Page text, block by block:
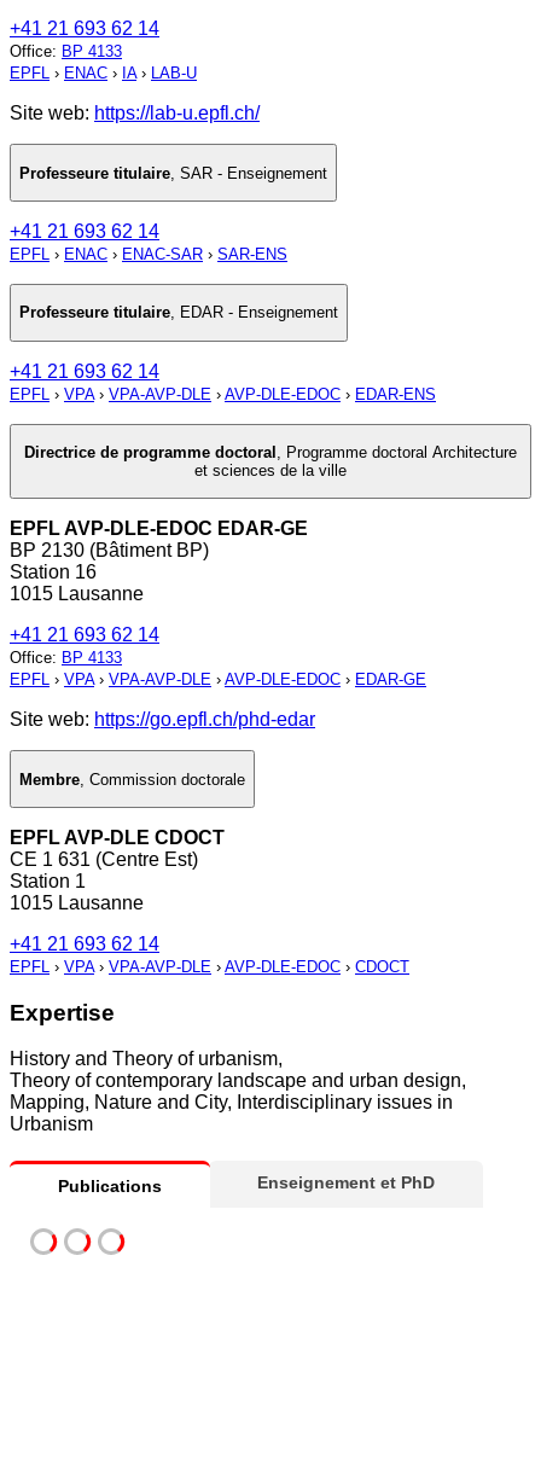
+41 21 693 62 14
Office: BP 4133
EPFL › ENAC › IA› LAB-U
Site web: https://lab-u.epfl.ch/
Professeure titulaire SAR - Enseignement
+41 21 693 62 14
EPFL › ENAC › ENAC-SAR › SAR-ENS
Professeure titulaire, EDAR - Enseignement
+41 21 693 62 14
EPFL › VPA› VPA-AVP-DLE › AVP-DLE-EDOC › EDAR-ENS
Directrice de programme doctoral , Programme doctoral Architecture
et sciences de la ville
EPFL AVP-DLE-EDOC EDAR-GE
BP 2130 (Bâtiment BP)
Station 16
1015 Lausanne
+41 21 693 62 14
Office: BP 4133
EPFL › VPA› VPA-AVP-DLE › AVP-DLE-EDOC › EDAR-GE
Site web: https://go.epfl.ch/phd-edar
Membre Commission doctorale
EPFL AVP-DLE CDOCT
CE 1 631 (Centre Est)
Station 1
1015 Lausanne
+41 21 693 62 14
EPFL › VPA› VPA-AVP-DLE › AVP-DLE-EDOC › CDOCT
Expertise
History and Theory of urbanism,
Theory of contemporary landscape and urban design,
Mapping, Nature and City, Interdisciplinary issues in
Urbanism
Publications Enseignement et PhD